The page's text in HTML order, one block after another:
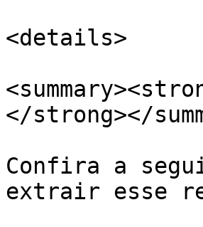
<details>
</strong></
Confira a
extrair esse